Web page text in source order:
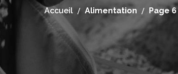
Accueil Alimentation Page 6